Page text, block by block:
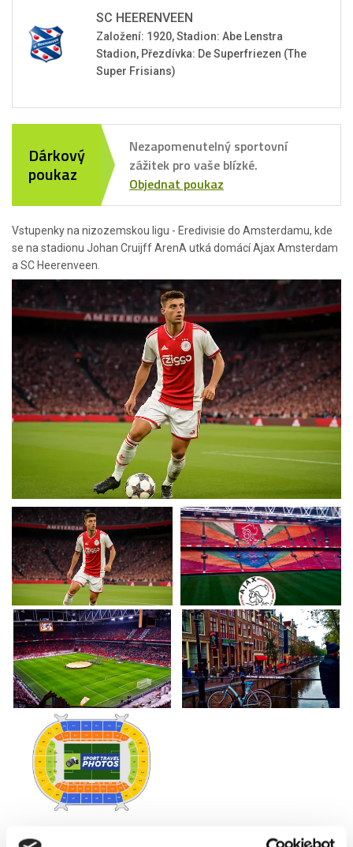
Vstupenky na nizozemskou ligu - Eredivisie do Amsterdamu, kde
se na stadionu Johan Cruijff ArenA utká domácí Ajax Amsterdam
a SC Heerenveen.
SC HEERENVEEN
Založení: 1920, Stadion: Abe Lenstra
Stadion, Přezdívka: De Superfriezen (The
Super Frisians)
Dárkový
poukaz
Nezapomenutelný sportovní
zážitek pro vaše blízké.
Objednat poukaz